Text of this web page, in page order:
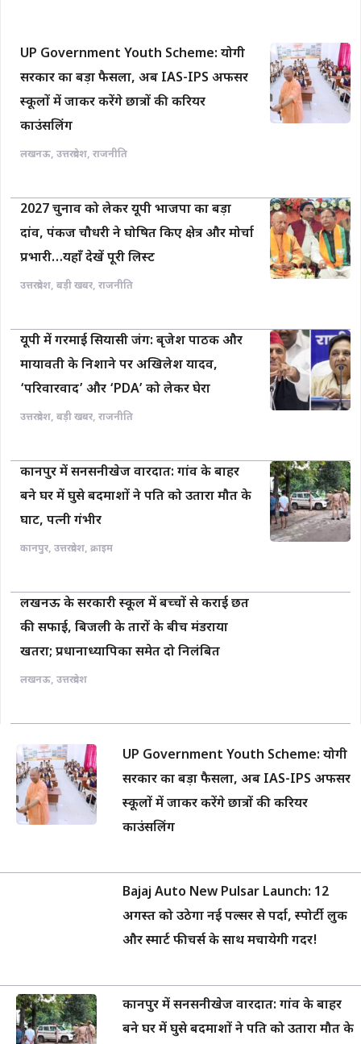
UP Government Youth Scheme: योगी
सरकार का बड़ा फैसला, अब IAS-IPS अफसर
स्कूलों में जाकर करेंगे छात्रों की करियर
काउंसलिंग
लखनऊ, उत्तरप्रदेश, राजनीति
2027 चुनाव को लेकर यूपी भाजपा का बड़ा
दांव, पंकज चौधरी ने घोषित किए क्षेत्र और मोर्चा
प्रभारी…यहाँ देखें पूरी लिस्ट
उत्तरप्रदेश, बड़ी खबर, राजनीति
यूपी में गरमाई सियासी जंग: बृजेश पाठक और
मायावती के निशाने पर अखिलेश यादव,
‘परिवारवाद’ और ‘PDA’ को लेकर घेरा
उत्तरप्रदेश, बड़ी खबर, राजनीति
कानपुर में सनसनीखेज वारदात: गांव के बाहर
बने घर में घुसे बदमाशों ने पति को उतारा मौत के
घाट, पत्नी गंभीर
कानपुर, उत्तरप्रदेश, क्राइम
लखनऊ के सरकारी स्कूल में बच्चों से कराई छत
की सफाई, बिजली के तारों के बीच मंडराया
खतरा; प्रधानाध्यापिका समेत दो निलंबित
लखनऊ, उत्तरप्रदेश
UP Government Youth Scheme: योगी
सरकार का बड़ा फैसला, अब IAS-IPS अफसर
स्कूलों में जाकर करेंगे छात्रों की करियर
काउंसलिंग
Bajaj Auto New Pulsar Launch: 12
अगस्त को उठेगा नई पल्सर से पर्दा, स्पोर्टी लुक
और स्मार्ट फीचर्स के साथ मचायेगी गदर!
कानपुर में सनसनीखेज वारदात: गांव के बाहर
बने घर में घुसे बदमाशों ने पति को उतारा मौत के